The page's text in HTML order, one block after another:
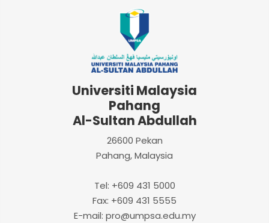
Universiti Malaysia
Pahang
Al-Sultan Abdullah
26600 Pekan
Pahang, Malaysia
Tel: +609 431 5000
Fax: +609 431 5555
E-mail: pro@umpsa.edu.my